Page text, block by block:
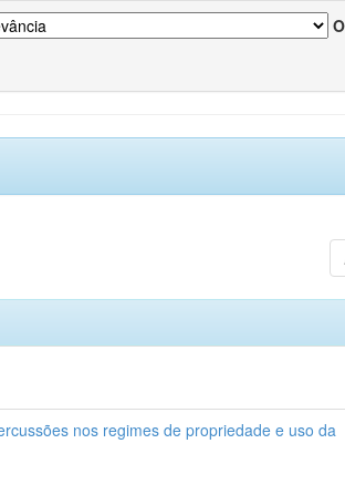
nos regimes de propriedade e uso da